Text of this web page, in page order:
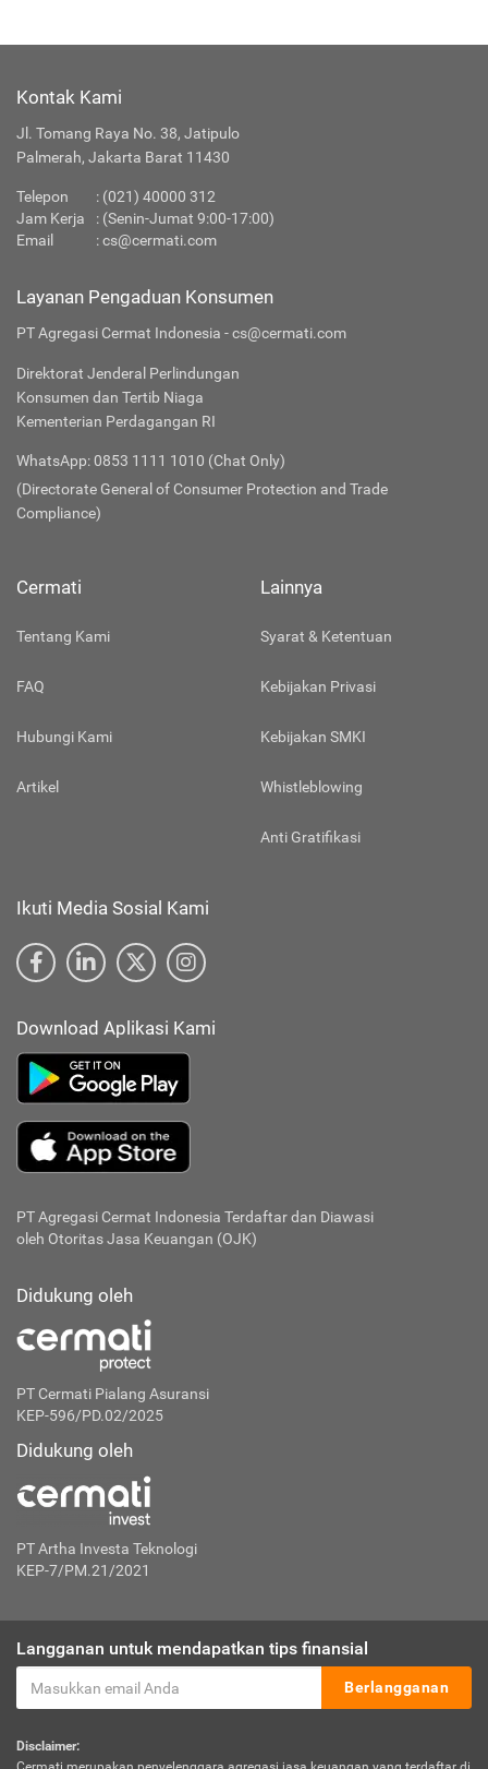
Kontak Kami
Jl. Tomang Raya No. 38, Jatipulo
Palmerah, Jakarta Barat 11430
Telepon : (021) 40000 312
Jam Kerja
: (Senin-Jumat 9:00-17:00)
Email
:cs@cermati.com
Layanan Pengaduan Konsumen
PT Agregasi Cermat Indonesia - cs@cermati.com
Direktorat Jenderal Perlindungan
Konsumen dan Tertib Niaga
Kementerian Perdagangan RI
WhatsApp: 0853 1111 1010 (Chat Only)
(Directorate General of Consumer Protection and Trade
Compliance)
Cermati
Tentang Kami
FAQ
Hubungi Kami
Artikel
Lainnya
Syarat & Ketentuan
Kebijakan Privasi
Kebijakan SMKI
Whistleblowing
Anti Gratifikasi
Ikuti Media Sosial Kami
Download Aplikasi Kami
PT Agregasi Cermat Indonesia Terdaftar dan Diawasi
oleh Otoritas Jasa Keuangan (OJK)
Didukung oleh
PT Cermati Pialang Asuransi
KEP-596/PD.02/2025
Didukung oleh
PT Artha Investa Teknologi
KEP-7/PM.21/2021
Langganan untuk mendapatkan tips finansial
Berlangganan
Disclaimer: